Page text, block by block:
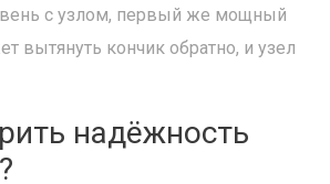
с узлом, первый же мощный
кончик обратно, и узел
надёжность